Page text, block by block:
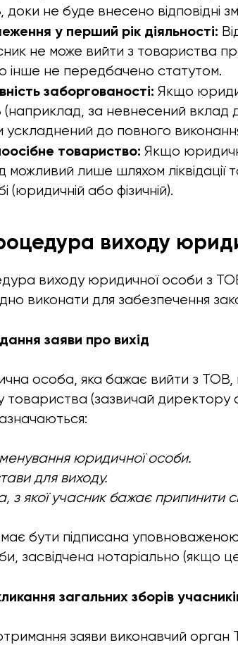
не буде внесено відповідні
у перший рік діяльності:
не може вийти з товариства
інше не передбачено статутом.
заборгованості: Якщо
за невнесений вклад
ускладнений до повного
товариство: Якщо
можливий лише шляхом
(юридичній або фізичній).
виходу
виходу юридичної особи з ТОВ
виконати для забезпечення
заяви про вихід
особа, яка бажає вийти з ТОВ,
товариства (зазвичай директору
юридичної особи.
для виходу.
з якої учасник бажає припинити
бути підписана
засвідчена нотаріально (якщо
загальних зборів
заяви виконавчий орган